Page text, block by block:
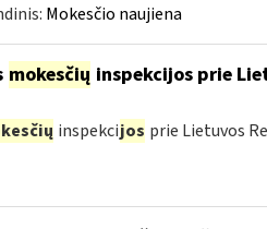
Mokesčio naujiena
mokesčių inspekcijos prie
inspekcijos prie Lietuvos